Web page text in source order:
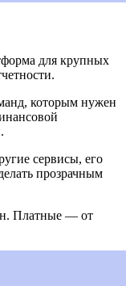
для крупных
которым нужен
сервисы, его
прозрачным
Платные — от